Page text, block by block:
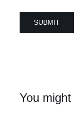
You might